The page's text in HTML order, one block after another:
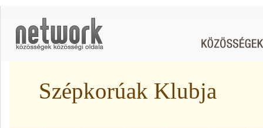
Szépkorúak Klubja